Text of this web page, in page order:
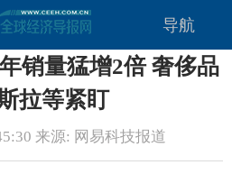
导航
销量猛增2倍 奢侈品
拉等紧盯
来源: 网易科技报道